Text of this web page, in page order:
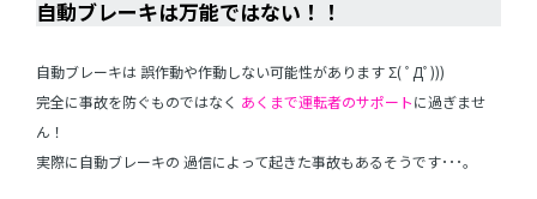
自動ブレーキは万能ではない！！
自動ブレーキは 誤作動や作動しない可能性があります Σ( ﾟДﾟ)))
完全に事故を防ぐものではなく あくまで運転者のサポートに過ぎませ
ん！
実際に自動ブレーキの 過信によって起きた事故もあるそうです･･･。